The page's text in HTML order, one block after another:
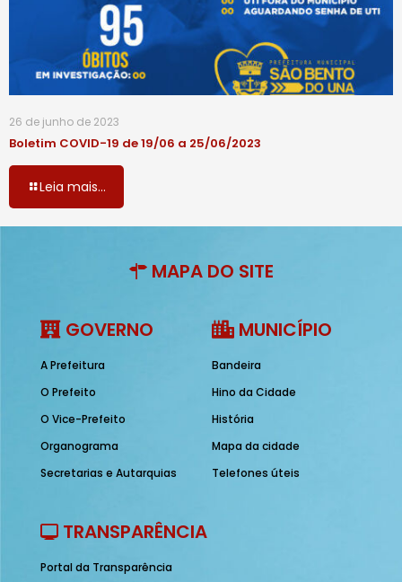
26 de junho de 2023
Boletim COVID-19 de 19/06 a 25/06/2023
Leia mais...
MAPA DO SITE
GOVERNO
A Prefeitura
O Prefeito
O Vice-Prefeito
Organograma
Secretarias e Autarquias
MUNICÍPIO
Bandeira
Hino da Cidade
História
Mapa da cidade
Telefones úteis
TRANSPARÊNCIA
Portal da Transparência